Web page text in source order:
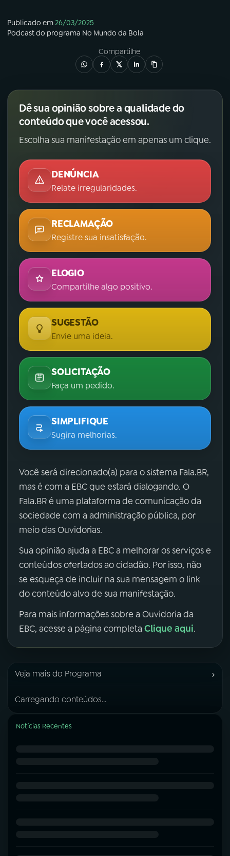
Publicado em26/03/2025
Podcastdo programa No Mundo da Bola
Compartilhe
Dê sua opinião sobre a qualidade do
conteúdo que você acessou.
Escolha sua manifestação em apenas um clique.
DENÚNCIA
Relate irregularidades.
RECLAMAÇÃO
Registre sua insatisfação.
ELOGIO
Compartilhe algo positivo.
SUGESTÃO
Envie uma ideia.
SOLICITAÇÃO
Faça um pedido.
SIMPLIFIQUE
Sugira melhorias.
Você será direcionado(a) para o sistema Fala.BR,
mas é com a EBC que estará dialogando. O
Fala.BR é uma plataforma de comunicação da
sociedade com a administração pública, por
meio das Ouvidorias.
Sua opinião ajuda a EBC a melhorar os serviços e
conteúdos ofertados ao cidadão. Por isso, não
se esqueça de incluir na sua mensagem o link
do conteúdo alvo de sua manifestação.
Para mais informações sobre a Ouvidoria da
EBC, acesse a página completa Clique aqui.
Veja mais do Programa ›
Carregando conteúdos...
Notícias Recentes